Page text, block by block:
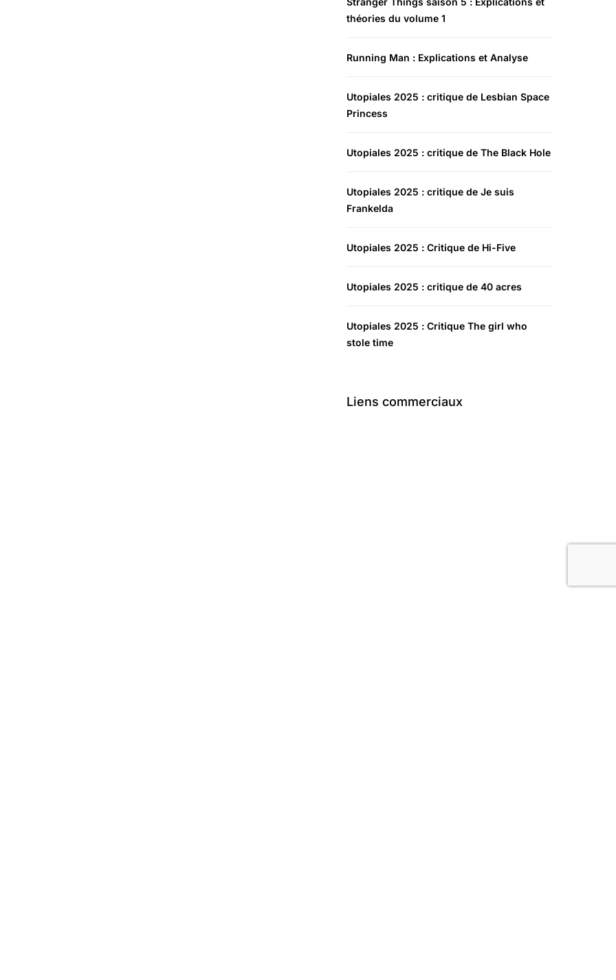
théories du volume 1
Running Man : Explications et Analyse
Utopiales 2025 : critique de Lesbian Space
Princess
Utopiales 2025 : critique de The Black Hole
Utopiales 2025 : critique de Je suis
Frankelda
Utopiales 2025 : Critique de Hi-Five
Utopiales 2025 : critique de 40 acres
Utopiales 2025 : Critique The girl who
stole time
Liens commerciaux